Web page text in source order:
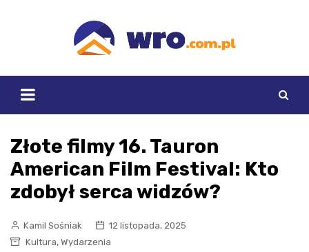
Złote filmy 16. Tauron
American Film Festival: Kto
zdobył serca widzów?
Kamil Sośniak
12 listopada, 2025
Kultura, Wydarzenia